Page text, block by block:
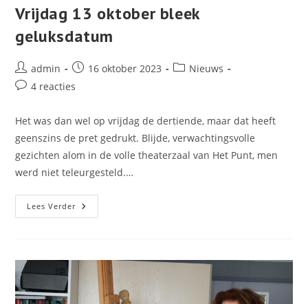
Vrijdag 13 oktober bleek
geluksdatum
Bericht
auteur:
admin
Bericht
gepubliceerd
16 oktober 2023 Berichtcategorie:
Nieuws
Bericht4 reacties
Het was dan wel op vrijdag de dertiende, maar dat heeft
geenszins de pret gedrukt. Blijde, verwachtingsvolle
gezichten alom in de volle theaterzaal van Het Punt, men
werd niet teleurgesteld.…
Lees VerderVrijdag
13